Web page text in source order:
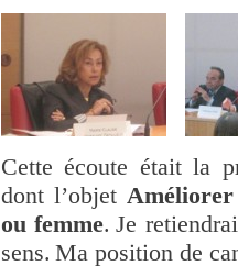
Cette écoute était la
dont l’objet
ou femme. Je
sens. Ma position de